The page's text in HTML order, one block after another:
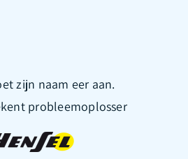
zijn naam eer aan.
probleemoplosser